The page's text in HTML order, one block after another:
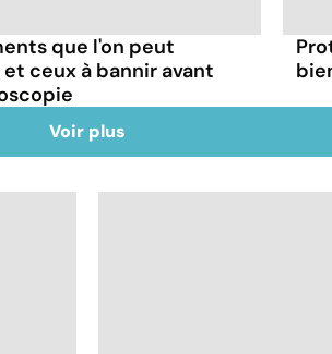
que l'on peut
ceux à bannir avant
Voir plus